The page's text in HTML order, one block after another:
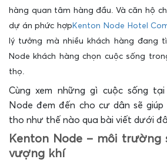
hàng quan tâm hàng đầu. Và căn hộ
dự án phức hợp Kenton Node Hotel
lý tưởng mà nhiều khách hàng đang
Node khách hàng chọn cuộc sống
thọ.
Cùng xem những gì cuộc sống
Node đem đến cho cư dân sẽ
tho như thế nào qua bài viết dưới
Kenton Node – môi trường
vượng khí